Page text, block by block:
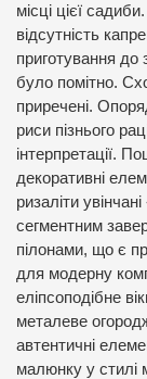
місці цієї
відсутність
приготування
було помітно.
приречені.
риси пізнього
інтерпретації.
декоративні
ризаліти
сегментним
пілонами, що є
для модерну
еліпсоподібне
металеве
автентичні
малюнку у стилі